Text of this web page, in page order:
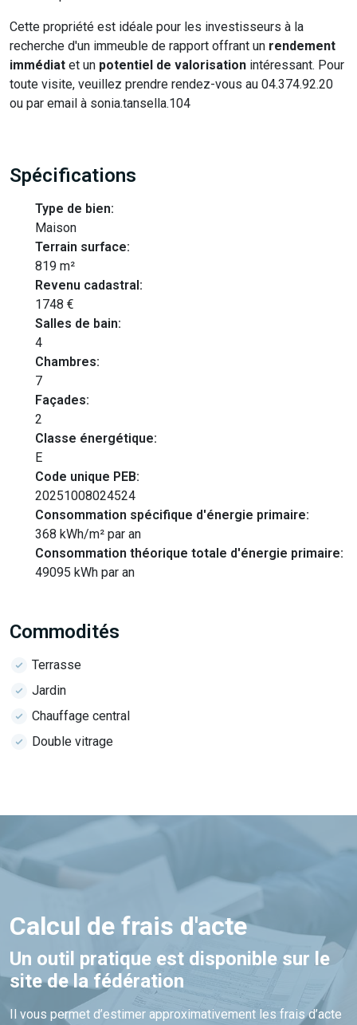
Cette propriété est idéale pour les investisseurs à la
recherche d'un immeuble de rapport offrant un rendement
immédiat et un potentiel de valorisation intéressant. Pour
toute visite, veuillez prendre rendez-vous au 04.374.92.20
ou par email à sonia.tansella.104
Spécifications
Type de bien:
Maison
Terrain surface:
819 m²
Revenu cadastral:
1748 €
Salles de bain:
4
Chambres:
7
Façades:
2
Classe énergétique:
E
Code unique PEB:
20251008024524
Consommation spécifique d'énergie primaire:
368 kWh/m² par an
Consommation théorique totale d'énergie primaire:
49095 kWh par an
Commodités
Terrasse
Jardin
Chauffage central
Double vitrage
Calcul de frais d'acte
Un outil pratique est disponible sur le
site de la fédération
Il vous permet d’estimer approximativement les frais d’acte